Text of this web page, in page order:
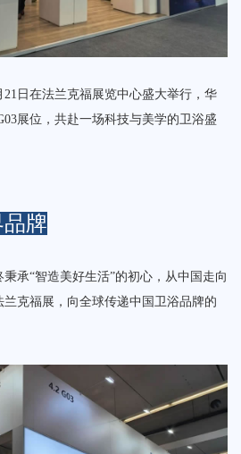
日‌在法兰克福展览中心盛大举行，华
展位‌，共赴一场科技与美学的卫浴盛
牌
承“智造美好生活”的初心，从中国走向
克福展，向全球传递中国卫浴品牌的